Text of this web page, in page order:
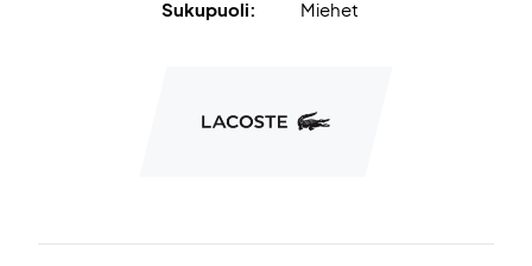
Sukupuoli:
Miehet